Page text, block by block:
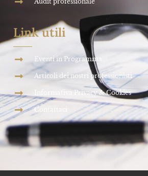
Link utili
Eventi in Programma
Articoli dei nostri professionisti
Informativa Privacy & Cookies
Contattaci